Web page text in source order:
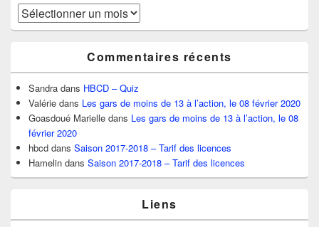
Archives
Commentaires récents
Sandra dans HBCD – Quiz
Valérie dans Les gars de moins de 13 à l’action, le 08 février 2020
Goasdoué Marielle dans Les gars de moins de 13 à l’action, le 08
février 2020
hbcd dans Saison 2017-2018 – Tarif des licences
Hamelin dans Saison 2017-2018 – Tarif des licences
Liens